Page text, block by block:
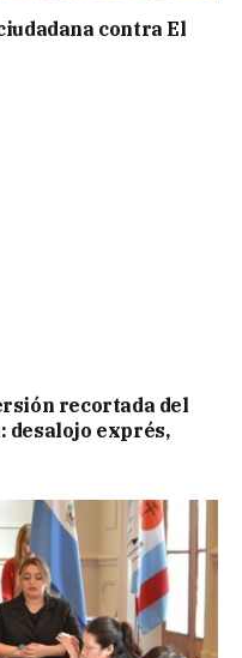
contra El
recortada del
desalojo exprés,